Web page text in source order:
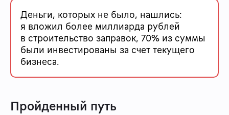
Деньги, которых не было, нашлись:
я вложил более миллиарда рублей
в строительство заправок, 70% из суммы
были инвестированы за счет текущего
бизнеса.
Пройденный путь